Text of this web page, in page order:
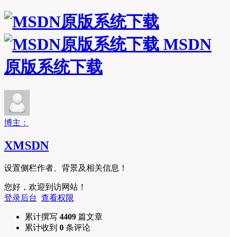
MSDN
原版系统下载
博主：
XMSDN
设置侧栏作者、背景及相关信息！
您好，欢迎到访网站！
登录后台 查看权限
累计撰写 4409 篇文章
累计收到 0 条评论